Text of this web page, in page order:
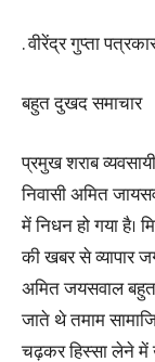
. वीरेंद्र गुप्ता
बहुत दुखद समाचार
प्रमुख शराब
निवासी अमित
में निधन हो गया है।
की खबर से व्यापार
अमित जयसवाल बहुत
जाते थे तमाम
चढ़कर हिस्सा लेने